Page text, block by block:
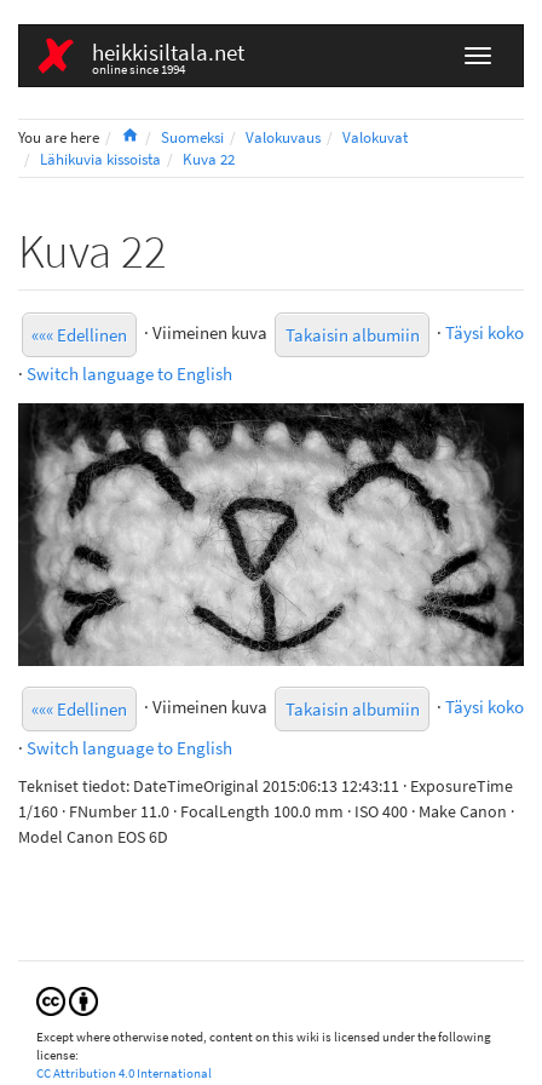
heikkisiltala.net
online since 1994
You are here HomeSuomeksi Valokuvaus
Valokuvat
Lähikuvia kissoista
Kuva 22
Kuva 22
««« Edellinen · Viimeinen kuva Takaisin albumiin · Täysi koko
· Switch language to English
««« Edellinen · Viimeinen kuva Takaisin albumiin · Täysi koko
· Switch language to English
Tekniset tiedot: DateTimeOriginal 2015:06:13 12:43:11 · ExposureTime
1/160 · FNumber 11.0 · FocalLength 100.0 mm · ISO 400 · Make Canon ·
Model Canon EOS 6D
Except where otherwise noted, content on this wiki is licensed under the following
license:
CC Attribution 4.0 International